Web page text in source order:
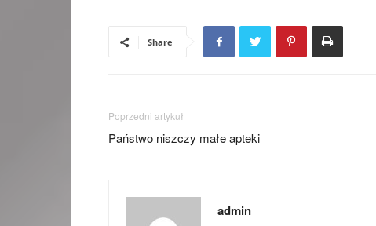
Share
Poprzedni artykuł
Państwo niszczy małe apteki
admin